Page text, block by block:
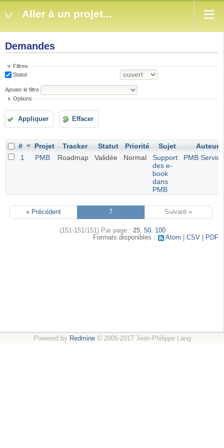
Aller à un projet...
Demandes
Filtres
Statut
Ajouter le filtre
Options
Appliquer Effacer
# Projet Tracker Statut Priorité Sujet
Auteur
1
PMB Roadmap Validée Normal
Support
des e-
book
dans
PMB
PMB
« Précédent 7 Suivant »
(151-151/151) Par page : 25, 50, 100
Formats disponibles :
Atom CSV PDF
Powered by Redmine© 2006-2017 Jean-Philippe Lang